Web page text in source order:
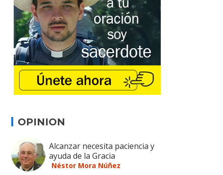
OPINION
Alcanzar necesita paciencia y
ayuda de la Gracia
Néstor Mora Núñez